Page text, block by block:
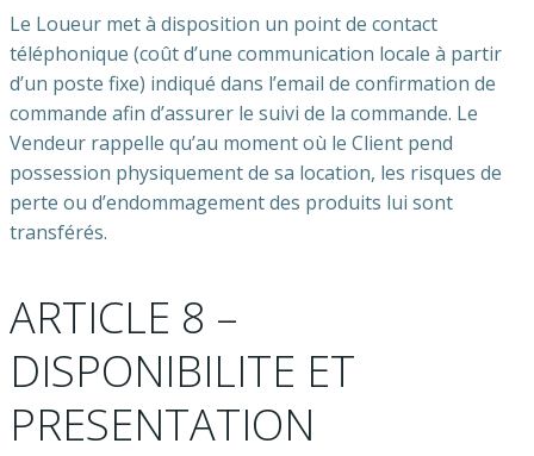
Le Loueur met à disposition un point de contact
téléphonique (coût d’une communication locale à partir
d’un poste fixe) indiqué dans l’email de confirmation de
commande afin d’assurer le suivi de la commande. Le
Vendeur rappelle qu’au moment où le Client pend
possession physiquement de sa location, les risques de
perte ou d’endommagement des produits lui sont
transférés.
ARTICLE 8 –
DISPONIBILITE ET
PRESENTATION